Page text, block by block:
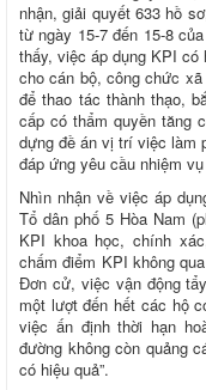
nhận, giải quyết 633 hồ
từ ngày 15-7 đến 15-8
thấy, việc áp dụng KPI có
cho cán bộ, công chức
để thao tác thành thạo,
cấp có thẩm quyền tăng
dựng đề án vị trí việc làm
đáp ứng yêu cầu nhiệm
Nhìn nhận về việc áp
Tổ dân phố 5 Hòa Nam
KPI khoa học, chính
chấm điểm KPI không
Đơn cử, việc vận động
một lượt đến hết các hộ
việc ấn định thời hạn
đường không còn quảng
có hiệu quả”.